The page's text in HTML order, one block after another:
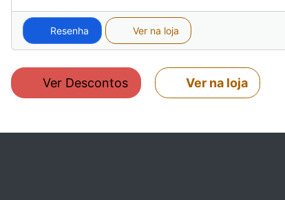
Resenha Ver na loja
Ver Descontos Ver na loja